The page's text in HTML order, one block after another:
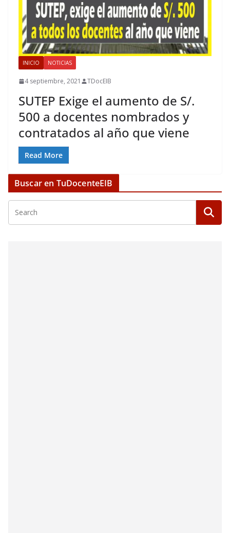
INICIO NOTICIAS
4 septiembre, 2021 TDocEIB
SUTEP Exige el aumento de S/.
500 a docentes nombrados y
contratados al año que viene
Read More
Buscar en TuDocenteEIB